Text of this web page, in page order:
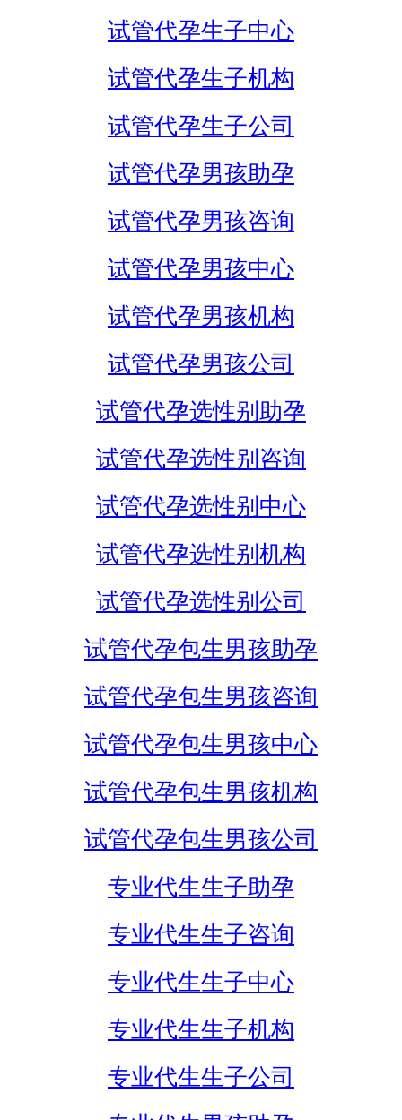
试管代孕生子中心
试管代孕生子机构
试管代孕生子公司
试管代孕男孩助孕
试管代孕男孩咨询
试管代孕男孩中心
试管代孕男孩机构
试管代孕男孩公司
试管代孕选性别助孕
试管代孕选性别咨询
试管代孕选性别中心
试管代孕选性别机构
试管代孕选性别公司
试管代孕包生男孩助孕
试管代孕包生男孩咨询
试管代孕包生男孩中心
试管代孕包生男孩机构
试管代孕包生男孩公司
专业代生生子助孕
专业代生生子咨询
专业代生生子中心
专业代生生子机构
专业代生生子公司